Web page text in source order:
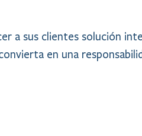
a sus clientes solución
en una